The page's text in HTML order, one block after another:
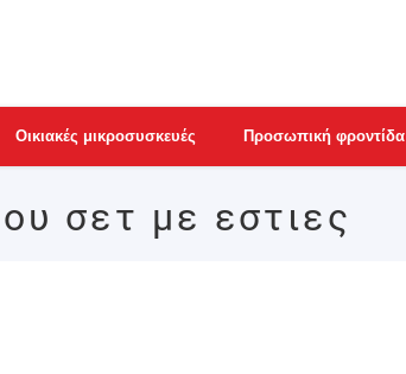
Οικιακές μικροσυσκευές Προσωπική φροντίδα
σετ με εστιες